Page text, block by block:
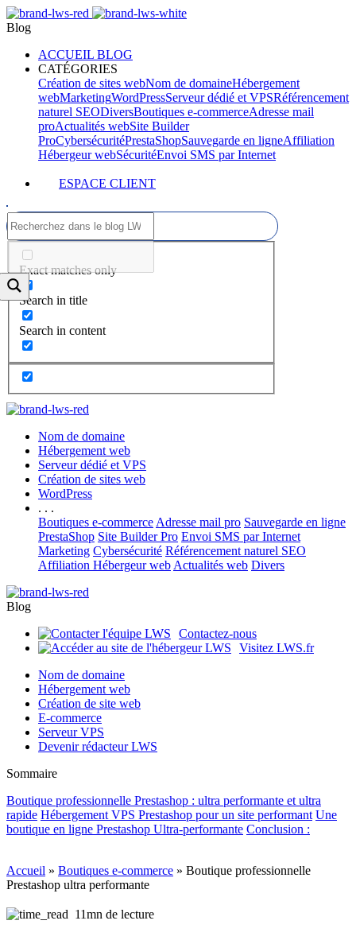
Blog
ACCUEIL BLOG
CATÉGORIES
Création de sites webNom de domaineHébergement
webMarketingWordPressServeur dédié et VPSRéférencement
naturel SEODiversBoutiques e-commerceAdresse mail
proActualités webSite Builder
ProCybersécuritéPrestaShopSauvegarde en ligneAffiliation
Hébergeur webSécuritéEnvoi SMS par Internet
ESPACE CLIENT
Exact matches only
Search in title
Search in content
Nom de domaine
Hébergement web
Serveur dédié et VPS
Création de sites web
WordPress
. . .
Boutiques e-commerce Adresse mail pro Sauvegarde en ligne
PrestaShop Site Builder Pro Envoi SMS par Internet
Marketing Cybersécurité Référencement naturel SEO
Affiliation Hébergeur web Actualités web Divers
Blog
Contactez-nous
Visitez LWS.fr
Nom de domaine
Hébergement web
Création de site web
E-commerce
Serveur VPS
Devenir rédacteur LWS
Sommaire
Boutique professionnelle Prestashop : ultra performante et ultra
rapide Hébergement VPS Prestashop pour un site performant Une
boutique en ligne Prestashop Ultra-performante Conclusion :
Accueil » Boutiques e-commerce » Boutique professionnelle
Prestashop ultra performante
11mn de lecture